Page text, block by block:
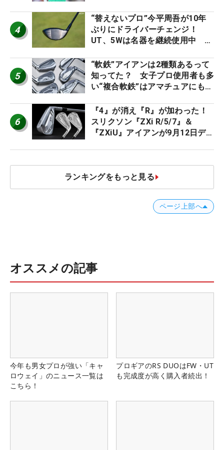
ー』 #女子プロセッティング
4
“替えないプロ”今平周吾が10年
ぶりにドライバーチェンジ！
UT、5Wは名器を継続使用中 #
5
“軟鉄”アイアンは2種類あるって
知ってた？ 女子プロ使用者も多
い“複合軟鉄”はアマチュアにもオ
6
『4』が消え『R』が加わった！
スリクソン『ZXi R/5/7』＆
『ZXiU』アイアンが9月12日デ
ランキングをもっと見る
ページ上部へ
オススメの記事
今年も男女プロが強い「キャ
ロウェイ」のニュース一覧は
こちら！
プロギアのRS DUOはFW・UT
も完成度が高く購入者続出！